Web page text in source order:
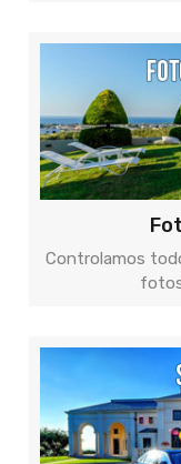
Controlamos